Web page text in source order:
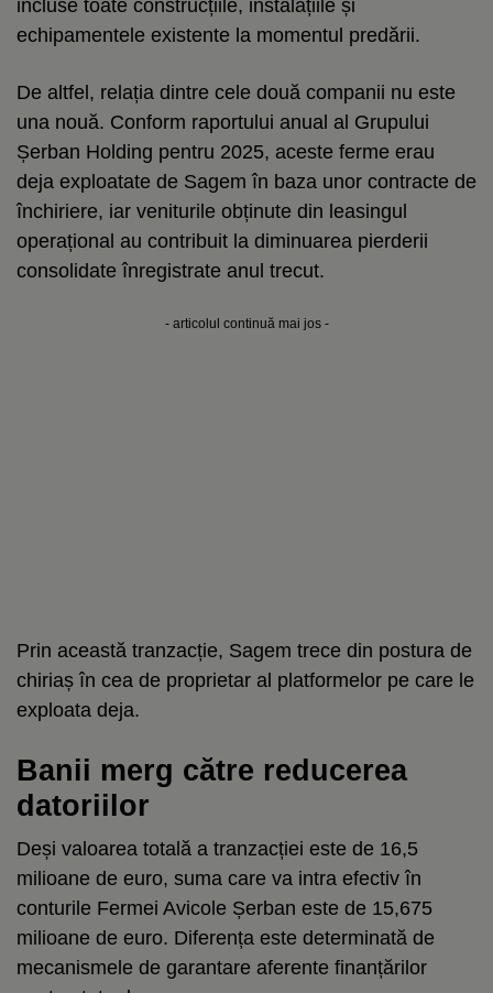
incluse toate construcțiile, instalațiile și
echipamentele existente la momentul predării.
De altfel, relația dintre cele două companii nu este
una nouă. Conform raportului anual al Grupului
Șerban Holding pentru 2025, aceste ferme erau
deja exploatate de Sagem în baza unor contracte de
închiriere, iar veniturile obținute din leasingul
operațional au contribuit la diminuarea pierderii
consolidate înregistrate anul trecut.
- articolul continuă mai jos -
Prin această tranzacție, Sagem trece din postura de
chiriaș în cea de proprietar al platformelor pe care le
exploata deja.
Banii merg către reducerea
datoriilor
Deși valoarea totală a tranzacției este de 16,5
milioane de euro, suma care va intra efectiv în
conturile Fermei Avicole Șerban este de 15,675
milioane de euro. Diferența este determinată de
mecanismele de garantare aferente finanțărilor